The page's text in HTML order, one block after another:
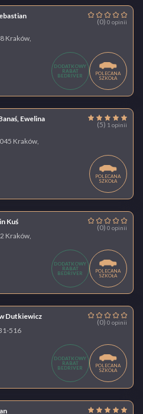
(0) 0 opinii
Kraków,
DODATKOWY
RABAT
BEDRIVER
POLECANA
SZKOŁA
Ewelina
(5) 1 opinii
Kraków,
POLECANA
SZKOŁA
Kuś
(0) 0 opinii
Kraków,
DODATKOWY
RABAT
BEDRIVER
POLECANA
SZKOŁA
Dutkiewicz
(0) 0 opinii
516
DODATKOWY
RABAT
BEDRIVER
POLECANA
SZKOŁA